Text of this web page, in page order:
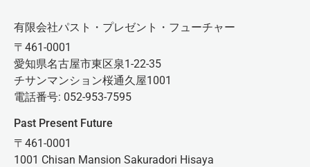
有限会社パスト・プレゼント・フューチャー
〒461-0001
愛知県名古屋市東区泉1-22-35
チサンマンション桜通久屋1001
電話番号: 052-953-7595
Past Present Future
〒461-0001
1001 Chisan Mansion Sakuradori Hisaya